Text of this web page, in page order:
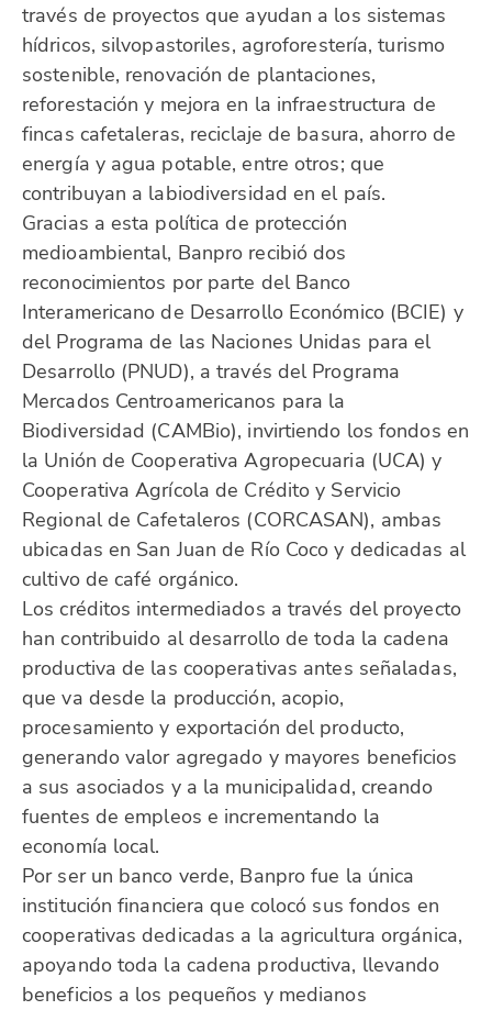
través de proyectos que ayudan a los sistemas
hídricos, silvopastoriles, agroforestería, turismo
sostenible, renovación de plantaciones,
reforestación y mejora en la infraestructura de
fincas cafetaleras, reciclaje de basura, ahorro de
energía y agua potable, entre otros; que
contribuyan a labiodiversidad en el país.
Gracias a esta política de protección
medioambiental, Banpro recibió dos
reconocimientos por parte del Banco
Interamericano de Desarrollo Económico (BCIE) y
del Programa de las Naciones Unidas para el
Desarrollo (PNUD), a través del Programa
Mercados Centroamericanos para la
Biodiversidad (CAMBio), invirtiendo los fondos en
la Unión de Cooperativa Agropecuaria (UCA) y
Cooperativa Agrícola de Crédito y Servicio
Regional de Cafetaleros (CORCASAN), ambas
ubicadas en San Juan de Río Coco y dedicadas al
cultivo de café orgánico.
Los créditos intermediados a través del proyecto
han contribuido al desarrollo de toda la cadena
productiva de las cooperativas antes señaladas,
que va desde la producción, acopio,
procesamiento y exportación del producto,
generando valor agregado y mayores beneficios
a sus asociados y a la municipalidad, creando
fuentes de empleos e incrementando la
economía local.
Por ser un banco verde, Banpro fue la única
institución financiera que colocó sus fondos en
cooperativas dedicadas a la agricultura orgánica,
apoyando toda la cadena productiva, llevando
beneficios a los pequeños y medianos